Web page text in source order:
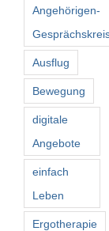
Angehörigen-
Ausflug
Bewegung
digitale
Angebote
einfach
Leben
Ergotherapie